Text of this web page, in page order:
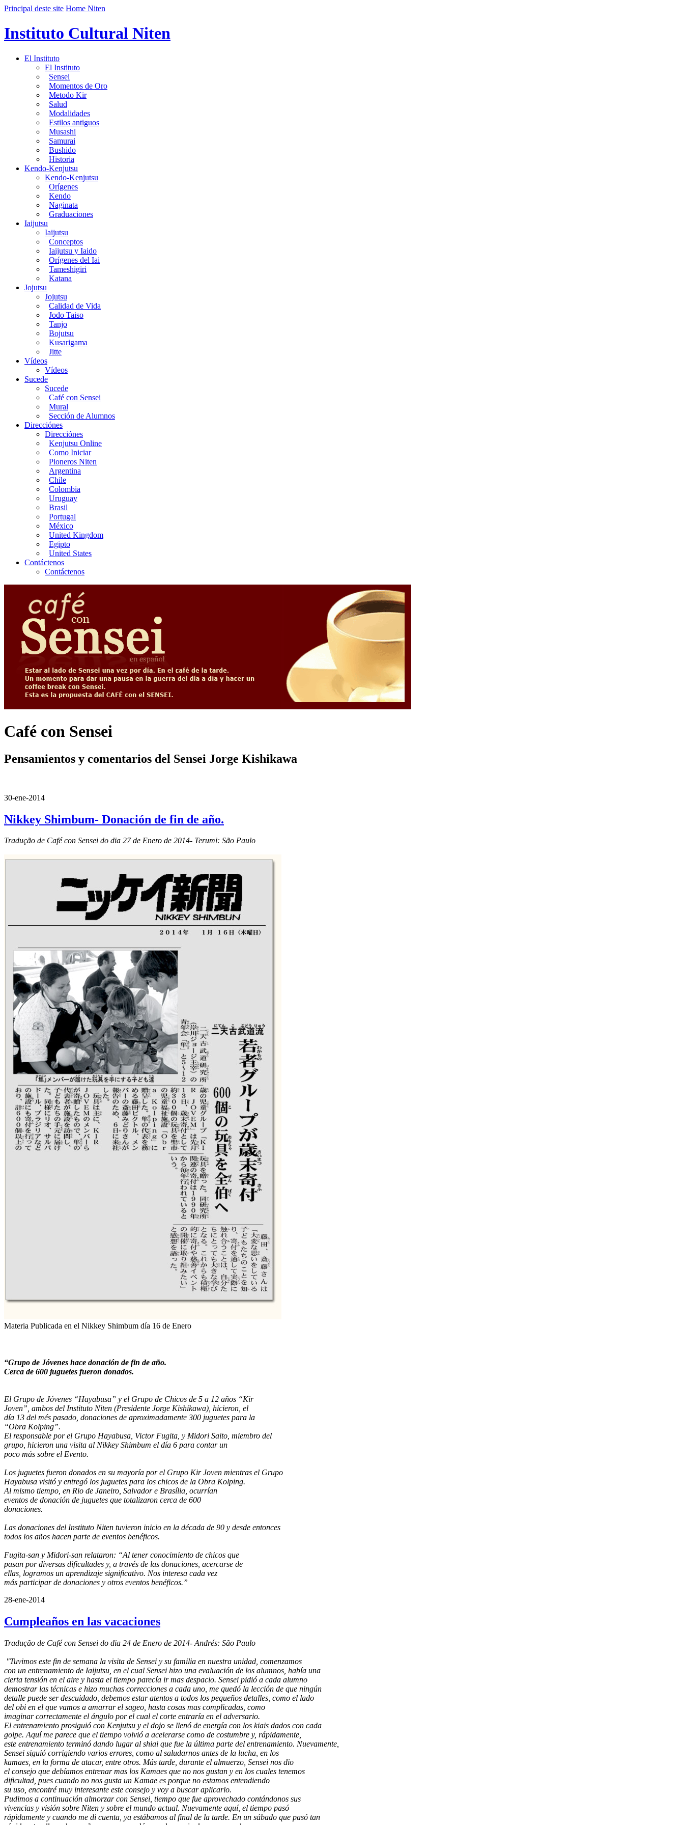
Principal deste site Home Niten
Instituto Cultural Niten
El Instituto
El Instituto
Sensei
Momentos de Oro
Metodo Kir
Salud
Modalidades
Estilos antiguos
Musashi
Samurai
Bushido
Historia
Kendo-Kenjutsu
Kendo-Kenjutsu
Orígenes
Kendo
Naginata
Graduaciones
Iaijutsu
Iaijutsu
Conceptos
Iaijutsu y Iaido
Orígenes del Iai
Tameshigiri
Katana
Jojutsu
Jojutsu
Calidad de Vida
Jodo Taiso
Tanjo
Bojutsu
Kusarigama
Jitte
Vídeos
Vídeos
Sucede
Sucede
Café con Sensei
Mural
Sección de Alumnos
Direcciónes
Direcciónes
Kenjutsu Online
Como Iniciar
Pioneros Niten
Argentina
Chile
Colombia
Uruguay
Brasil
Portugal
México
United Kingdom
Egipto
United States
Contáctenos
Contáctenos
Café con Sensei
Pensamientos y comentarios del Sensei Jorge Kishikawa
30-ene-2014
Nikkey Shimbum- Donación de fin de año.
Tradução de Café con Sensei do dia 27 de Enero de 2014- Terumi: São Paulo
Materia Publicada en el Nikkey Shimbum día 16 de Enero
“Grupo de Jóvenes hace donación de fin de año.
Cerca de 600 juguetes fueron donados.
El Grupo de Jóvenes “Hayabusa” y el Grupo de Chicos de 5 a 12 años “Kir
Joven”, ambos del Instituto Niten (Presidente Jorge Kishikawa), hicieron, el
día 13 del més pasado, donaciones de aproximadamente 300 juguetes para la
“Obra Kolping”.
El responsable por el Grupo Hayabusa, Victor Fugita, y Midori Saito, miembro del
grupo, hicieron una visita al Nikkey Shimbum el día 6 para contar un
poco más sobre el Evento.
Los juguetes fueron donados en su mayoría por el Grupo Kir Joven mientras el Grupo
Hayabusa visitó y entregó los juguetes para los chicos de la Obra Kolping.
Al mismo tiempo, en Rio de Janeiro, Salvador e Brasília, ocurrían
eventos de donación de juguetes que totalizaron cerca de 600
donaciones.
Las donaciones del Instituto Niten tuvieron inicio en la década de 90 y desde entonces
todos los años hacen parte de eventos benéficos.
Fugita-san y Midori-san relataron: “Al tener conocimiento de chicos que
pasan por diversas dificultades y, a través de las donaciones, acercarse de
ellas, logramos un aprendizaje significativo. Nos interesa cada vez
más participar de donaciones y otros eventos benéficos.”
28-ene-2014
Cumpleaños en las vacaciones
Tradução de Café con Sensei do dia 24 de Enero de 2014- Andrés: São Paulo
"Tuvimos este fin de semana la visita de Sensei y su familia en nuestra unidad, comenzamos
con un entrenamiento de Iaijutsu, en el cual Sensei hizo una evaluación de los alumnos, había una
cierta tensión en el aire y hasta el tiempo parecía ir mas despacio. Sensei pidió a cada alumno
demostrar las técnicas e hizo muchas correcciones a cada uno, me quedó la lección de que ningún
detalle puede ser descuidado, debemos estar atentos a todos los pequeños detalles, como el lado
del obi en el que vamos a amarrar el sageo, hasta cosas mas complicadas, como
imaginar correctamente el ángulo por el cual el corte entraría en el adversario.
El entrenamiento prosiguió con Kenjutsu y el dojo se llenó de energía con los kiais dados con cada
golpe. Aquí me parece que el tiempo volvió a acelerarse como de costumbre y, rápidamente,
este entrenamiento terminó dando lugar al shiai que fue la última parte del entrenamiento. Nuevamente,
Sensei siguió corrigiendo varios errores, como al saludarnos antes de la lucha, en los
kamaes, en la forma de atacar, entre otros. Más tarde, durante el almuerzo, Sensei nos dio
el consejo que debíamos entrenar mas los Kamaes que no nos gustan y en los cuales tenemos
dificultad, pues cuando no nos gusta un Kamae es porque no estamos entendiendo
su uso, encontré muy interesante este consejo y voy a buscar aplicarlo.
Pudimos a continuación almorzar con Sensei, tiempo que fue aprovechado contándonos sus
vivencias y visión sobre Niten y sobre el mundo actual. Nuevamente aquí, el tiempo pasó
rápidamente y cuando me di cuenta, ya estábamos al final de la tarde. En un sábado que pasó tan